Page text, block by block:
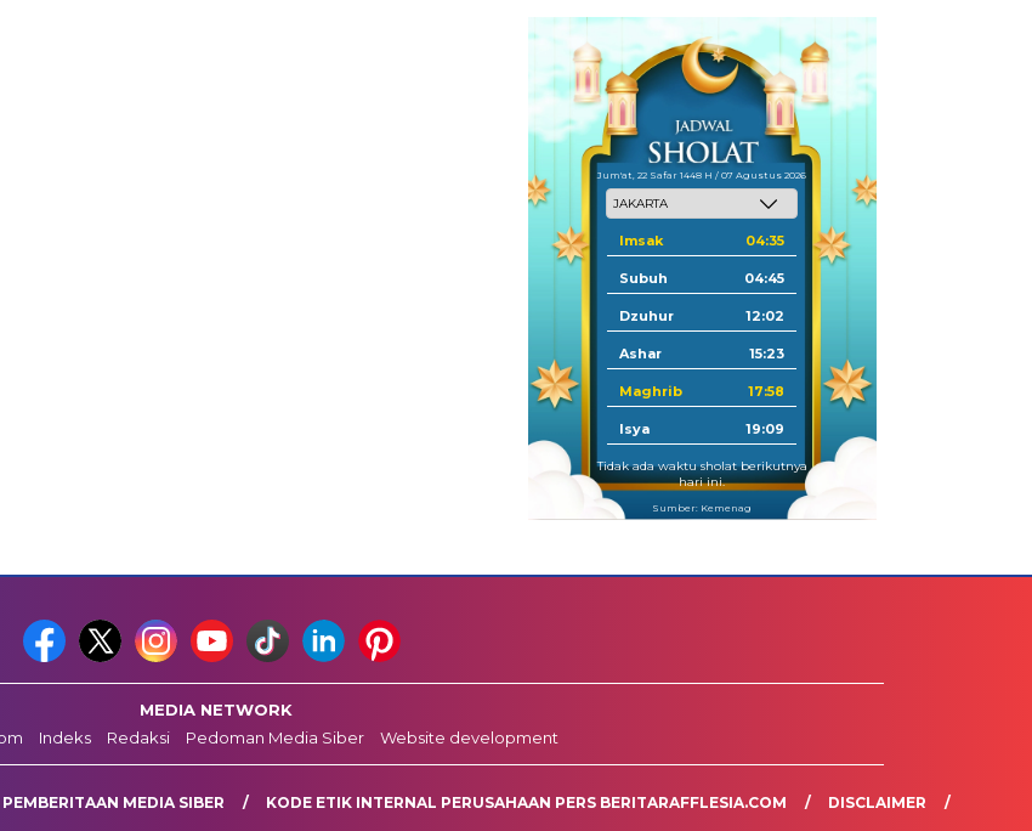
Jum'at, 22 Safar 1448 H / 07 Agustus 2026
Imsak 04:35
Subuh 04:45
Dzuhur 12:02
Ashar 15:23
Maghrib 17:58
Isya 19:09
Tidak ada waktu sholat berikutnya
hari ini.
Sumber: Kemenag
MEDIA NETWORK
Indeks Redaksi Pedoman Media Siber Website development
MEDIA SIBER KODE ETIK INTERNAL PERUSAHAAN PERS BERITARAFFLESIA.COM DISCLAIMER